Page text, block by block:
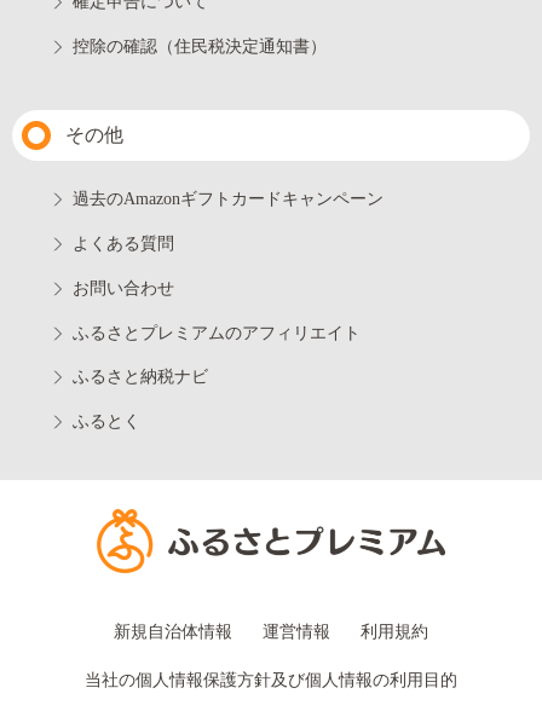
控除の確認（住民税決定通知書）
その他
過去のAmazonギフトカードキャンペーン
よくある質問
お問い合わせ
ふるさとプレミアムのアフィリエイト
ふるさと納税ナビ
ふるとく
新規自治体情報 運営情報 利用規約
当社の個人情報保護方針及び個人情報の利用目的